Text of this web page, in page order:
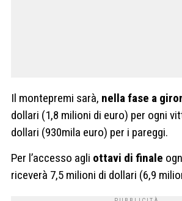
Il montepremi sarà, nella fase a
dollari (1,8 milioni di euro) per ogni
dollari (930mila euro) per i pareggi.
Per l’accesso agli ottavi di finale
riceverà 7,5 milioni di dollari (6,9